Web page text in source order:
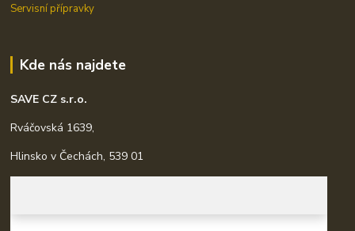
Servisní přípravky
Kde nás najdete
SAVE CZ s.r.o.
Rváčovská 1639,
Hlinsko v Čechách, 539 01